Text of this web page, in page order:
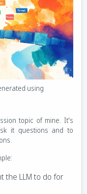
using
topic of mine. It's
it questions and to
the LLM to do for